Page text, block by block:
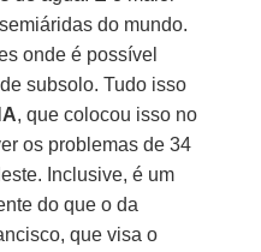
do mundo.
onde é possível
subsolo. Tudo isso
, que colocou isso no
os problemas de 34
Inclusive, é um
do que o da
que visa o